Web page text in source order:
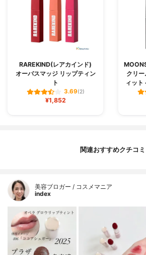
RAREKIND(レアカインド)
オーバスマッジ リップティン
ト
3.69(2)
¥1,852
クリ
ィット
関連おすすめクチコミ
美容ブロガー / コスメマニア
index